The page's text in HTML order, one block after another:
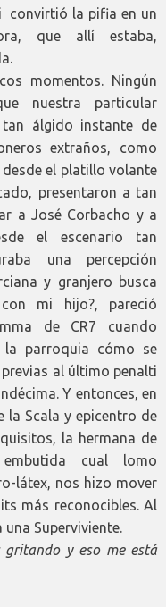
convirtió la pifia en un
que allí estaba,
momentos. Ningún
nuestra particular
álgido instante de
extraños, como
el platillo volante
presentaron a tan
a José Corbacho y a
el escenario tan
una percepción
y granjero busca
con mi hijo?, pareció
de CR7 cuando
parroquia cómo se
al último penalti
Y entonces, en
la Scala y epicentro de
la hermana de
cual lomo
látex, nos hizo mover
más reconocibles. Al
Superviviente.
gritando y eso me está